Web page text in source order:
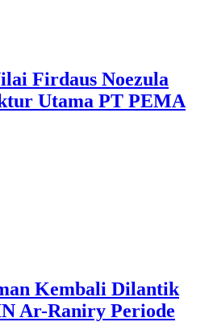
Firdaus Noezula
Utama PT PEMA
Kembali Dilantik
Ar-Raniry Periode